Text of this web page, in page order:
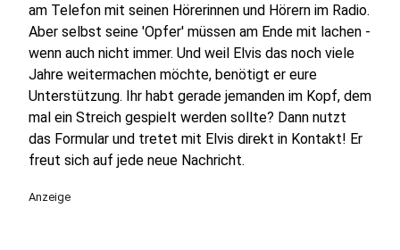
am Telefon mit seinen Hörerinnen und Hörern im Radio.
Aber selbst seine 'Opfer' müssen am Ende mit lachen -
wenn auch nicht immer. Und weil Elvis das noch viele
Jahre weitermachen möchte, benötigt er eure
Unterstützung. Ihr habt gerade jemanden im Kopf, dem
mal ein Streich gespielt werden sollte? Dann nutzt
das Formular und tretet mit Elvis direkt in Kontakt! Er
freut sich auf jede neue Nachricht.
Anzeige